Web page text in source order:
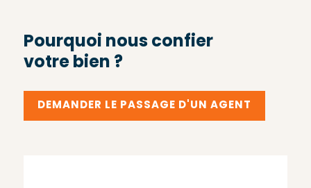
Pourquoi nous confier
votre bien ?
DEMANDER LE PASSAGE D'UN AGENT